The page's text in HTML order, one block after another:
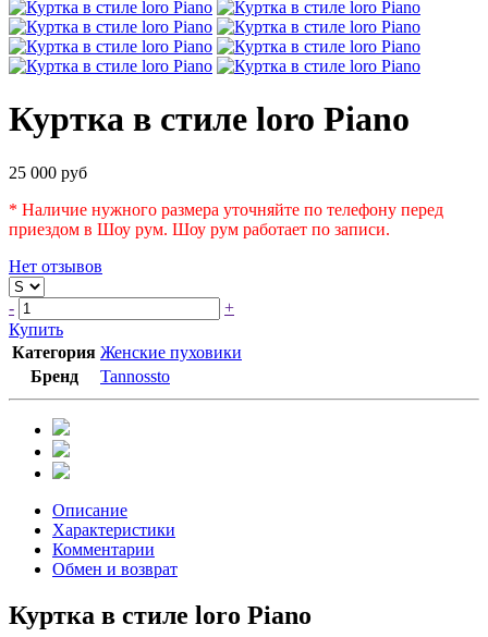
Куртка в стиле loro Piano
25 000 руб
* Наличие нужного размера уточняйте по телефону перед
приездом в Шоу рум. Шоу рум работает по записи.
Нет отзывов
-
+
Купить
Категория Женские пуховики
Бренд
Tannossto
Описание
Характеристики
Комментарии
Обмен и возврат
Куртка в стиле loro Piano